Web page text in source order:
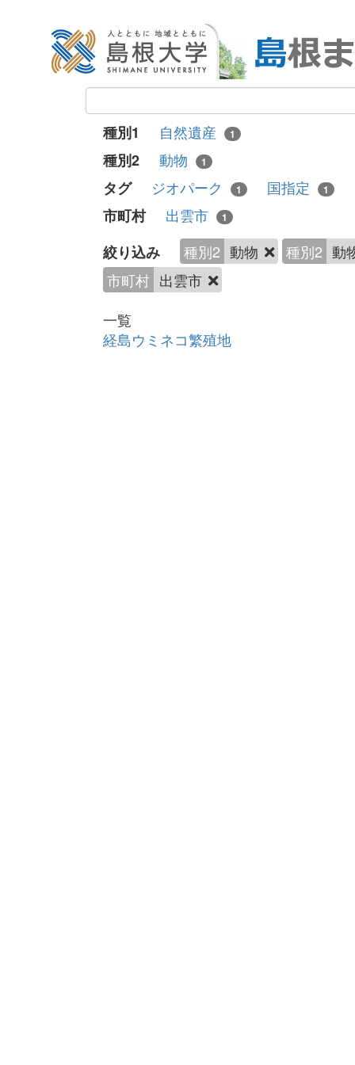
種別1 自然遺産 1
種別2 動物 1
タグ ジオパーク 1 国指定 1
市町村
出雲市 1
絞り込み 種別2 動物 種別2 動
市町村 出雲市
一覧
経島ウミネコ繁殖地